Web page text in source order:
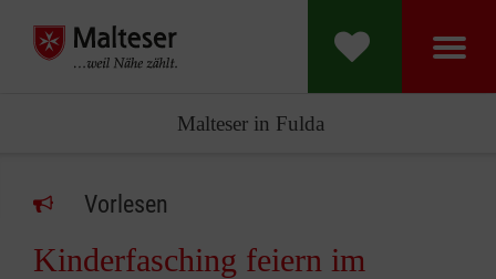
Malteser in Fulda
Vorlesen
Kinderfasching feiern im